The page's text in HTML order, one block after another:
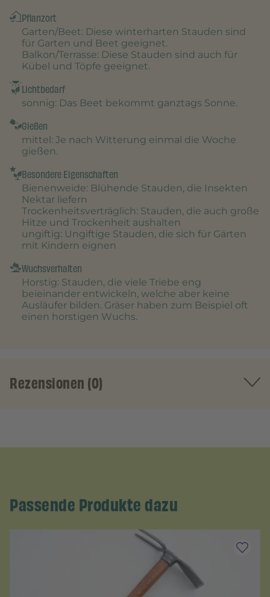
Pflanzort
Garten/Beet: Diese winterharten Stauden sind
für Garten und Beet geeignet.
Balkon/Terrasse: Diese Stauden sind auch für
Kübel und Töpfe geeignet.
Lichtbedarf
sonnig: Das Beet bekommt ganztags Sonne.
Gießen
mittel : Je nach Witterung einmal die Woche
gießen.
Besondere Eigenschaften
Bienenweide: Blühende Stauden, die Insekten
Nektar liefern
Trockenheitsverträglich: Stauden, die auch große
Hitze und Trockenheit aushalten
ungiftig: Ungiftige Stauden, die sich für Gärten
mit Kindern eignen
Wuchsverhalten
Horstig: Stauden, die viele Triebe eng
beieinander entwickeln, welche aber keine
Ausläufer bilden. Gräser haben zum Beispiel oft
einen horstigen Wuchs.
Rezensionen (0)
Passende Produkte dazu